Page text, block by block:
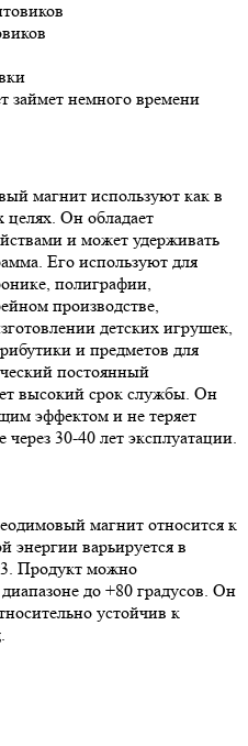
займет немного времени
магнит используют как в
Он обладает
и может удерживать
Его используют для
полиграфии,
производстве,
детских игрушек,
и предметов для
постоянный
высокий срок службы. Он
эффектом и не теряет
30-40 лет эксплуатации.
магнит относится к
энергии варьируется в
Продукт можно
до +80 градусов. Он
устойчив к